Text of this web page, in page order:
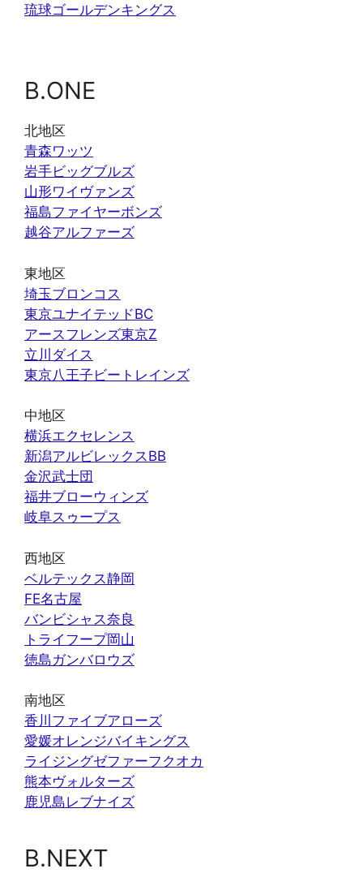
琉球ゴールデンキングス
B.ONE
北地区
青森ワッツ
岩手ビッグブルズ
山形ワイヴァンズ
福島ファイヤーボンズ
越谷アルファーズ
東地区
埼玉ブロンコス
東京ユナイテッドBC
アースフレンズ東京Z
立川ダイス
東京八王子ビートレインズ
中地区
横浜エクセレンス
新潟アルビレックスBB
金沢武士団
福井ブローウィンズ
岐阜スゥープス
西地区
ベルテックス静岡
FE名古屋
バンビシャス奈良
トライフープ岡山
徳島ガンバロウズ
南地区
香川ファイブアローズ
愛媛オレンジバイキングス
ライジングゼファーフクオカ
熊本ヴォルターズ
鹿児島レブナイズ
B.NEXT